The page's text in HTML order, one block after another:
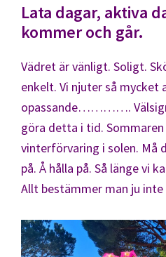
Lata dagar, aktiva
kommer och går.
Vädret är vänligt. Soligt.
enkelt. Vi njuter så mycket
opassande………….
göra detta i tid. Sommaren
vinterförvaring i solen. Må
på. Å hålla på. Så länge vi
Allt bestämmer man ju inte